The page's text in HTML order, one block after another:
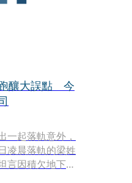
釀大誤點 今
一起落軌意外，
凌晨落軌的梁姓
言因積欠地下錢